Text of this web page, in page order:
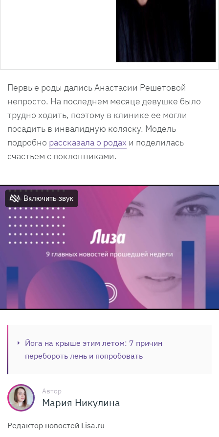
Первые роды дались Анастасии Решетовой
непросто. На последнем месяце девушке было
трудно ходить, поэтому в клинике ее могли
посадить в инвалидную коляску. Модель
подробно рассказала о родах и поделилась
счастьем с поклонниками.
Йога на крыше этим летом: 7 причин
перебороть лень и попробовать
Автор
Мария Никулина
Редактор новостей Lisa.ru